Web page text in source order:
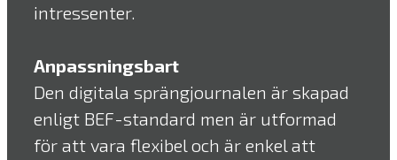
intressenter.
Anpassningsbart
Den digitala sprängjournalen är skapad
enligt BEF-standard men är utformad
för att vara flexibel och är enkel att